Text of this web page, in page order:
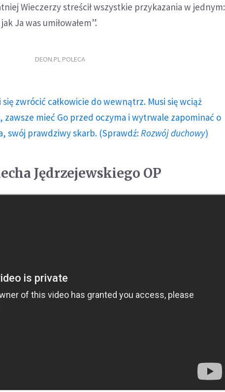
Wieczerzy streścił wszystkie przykazania w jednym:
Ja was umiłowałem”.
DEON.PL POLECA
się zwrócić całkowicie do wewnątrz. Musi się wciąż
zawsze mieć Go przed oczyma i wytrwale zapominać o
swój prawdziwy skarb. (Sprawdź: Rozwój duchowy)
Jędrzejewskiego OP